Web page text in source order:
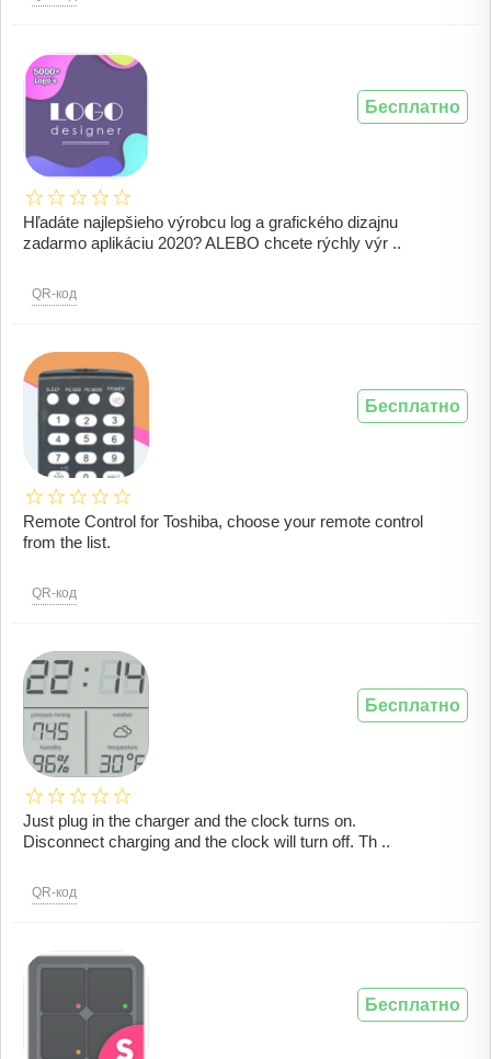
Hľadáte najlepšieho výrobcu log a grafického dizajnu
zadarmo aplikáciu 2020? ALEBO chcete rýchly výr ..
QR-код
Бесплатно
Remote Control for Toshiba, choose your remote control
from the list.
QR-код
Бесплатно
Just plug in the charger and the clock turns on.
Disconnect charging and the clock will turn off. Th ..
QR-код
Бесплатно
Бесплатно